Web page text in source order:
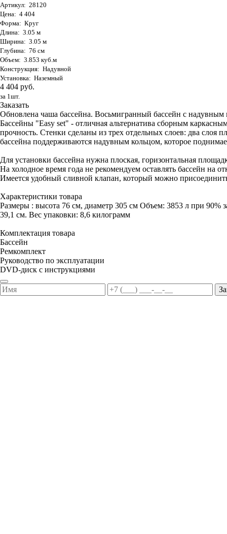
Артикул: 28120
Цена: 4 404
Форма: Круг
Длина: 3.05 м
Ширина: 3.05 м
Глубина: 76 см
Объем: 3.853 куб.м
Конструкция: Надувной
Установка: Наземный
4 404 руб.
за 1шт.
Заказать
Обновлена чаша бассейна. Восьмигранный бассейн с надувным
Бассейны "Easy set" - отличная альтернатива сборным
прочность. Стенки сделаны из трех отдельных слоев: два
бассейна поддерживаются надувным кольцом, которое
Для установки бассейна нужна плоская, горизонтальная
На холодное время года не рекомендуем оставлять бассейн на
Имеется удобный сливной клапан, который можно
Характеристики товара
Размеры : высота 76 см, диаметр 305 см Объем: 3853 л при 90%
39,1 см. Вес упаковки: 8,6 килограмм
Комплектация товара
Бассейн
Ремкомплект
Руководство по эксплуатации
DVD-диск с инструкциями